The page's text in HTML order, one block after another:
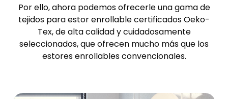
Por ello, ahora podemos ofrecerle una gama de
tejidos para estor enrollable certificados Oeko-
Tex, de alta calidad y cuidadosamente
seleccionados, que ofrecen mucho más que los
estores enrollables convencionales.